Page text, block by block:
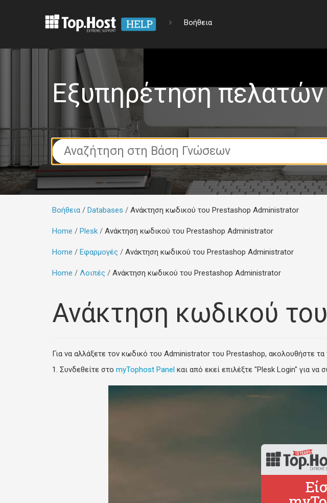
Βοήθεια
Εξυπηρέτηση πελατών
Search
For
Βοήθεια Databases Ανάκτηση κωδικού του Prestashop Administrator
Home Plesk Ανάκτηση κωδικού του Prestashop Administrator
Home Εφαρμογές Ανάκτηση κωδικού του Prestashop Administrator
Home Λοιπές Ανάκτηση κωδικού του Prestashop Administrator
Ανάκτηση κωδικού
Για να αλλάξετε τον κωδικό του Administrator του Prestashop, ακολουθήστε
1. Συνδεθείτε στο myTophost Panel και από εκεί επιλέξτε "Plesk Login" για να